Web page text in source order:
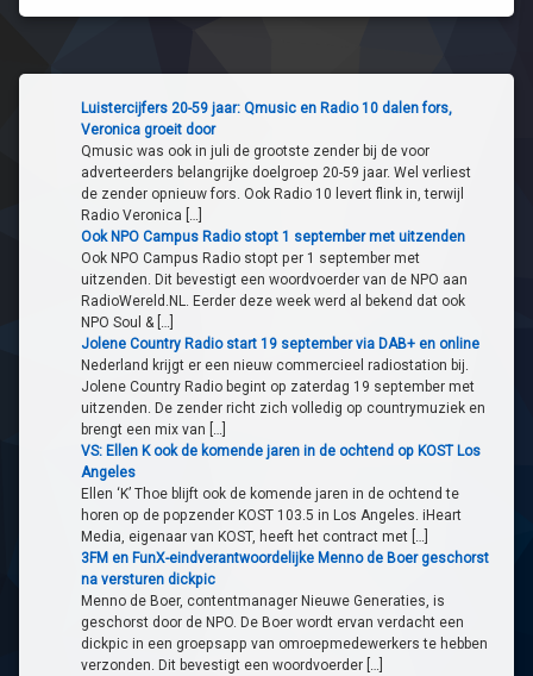
Luistercijfers 20-59 jaar: Qmusic en Radio 10 dalen fors,
Veronica groeit door
Qmusic was ook in juli de grootste zender bij de voor
adverteerders belangrijke doelgroep 20-59 jaar. Wel verliest
de zender opnieuw fors. Ook Radio 10 levert flink in, terwijl
Radio Veronica […]
Ook NPO Campus Radio stopt 1 september met uitzenden
Ook NPO Campus Radio stopt per 1 september met
uitzenden. Dit bevestigt een woordvoerder van de NPO aan
RadioWereld.NL. Eerder deze week werd al bekend dat ook
NPO Soul & […]
Jolene Country Radio start 19 september via DAB+ en online
Nederland krijgt er een nieuw commercieel radiostation bij.
Jolene Country Radio begint op zaterdag 19 september met
uitzenden. De zender richt zich volledig op countrymuziek en
brengt een mix van […]
VS: Ellen K ook de komende jaren in de ochtend op KOST Los
Angeles
Ellen ‘K’ Thoe blijft ook de komende jaren in de ochtend te
horen op de popzender KOST 103.5 in Los Angeles. iHeart
Media, eigenaar van KOST, heeft het contract met […]
3FM en FunX-eindverantwoordelijke Menno de Boer geschorst
na versturen dickpic
Menno de Boer, contentmanager Nieuwe Generaties, is
geschorst door de NPO. De Boer wordt ervan verdacht een
dickpic in een groepsapp van omroepmedewerkers te hebben
verzonden. Dit bevestigt een woordvoerder […]